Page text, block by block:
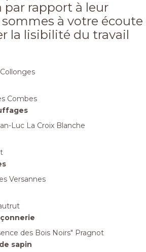
par rapport à leur
à votre écoute
la lisibilité du travail
Combes
Luc La Croix Blanche
Versannes
des Bois Noirs" Pragnot
sapin